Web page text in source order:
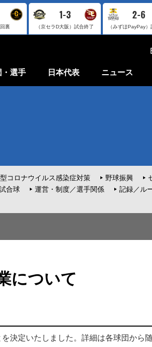
裏
1-3
（京セラD大阪） 試合終了
2-6
（みずほPayPay）
・選手 日本代表 ニュース
コロナウイルス感染症対策 野球振興
合球 運営・制度／選手関係 記録／ル
について
決定いたしました。詳細は各球団から